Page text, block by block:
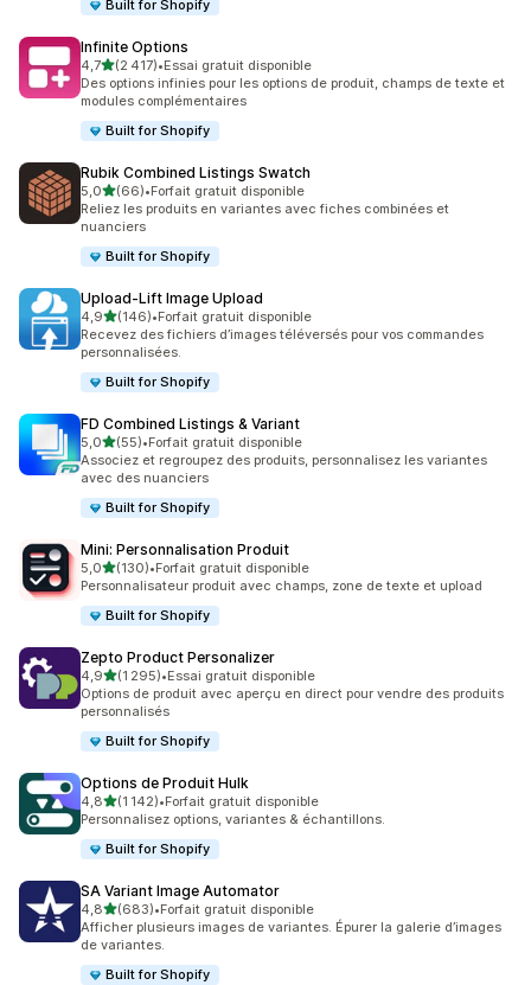
Built for Shopify
Infinite Options
4,7étoile(s) sur 5
(2 417)
2417 avis au total
•Essai gratuit disponible
Des options infinies pour les options de produit, champs de texte et
modules complémentaires
Built for Shopify
Rubik Combined Listings Swatch
5,0étoile(s) sur 5
(66)
66 avis au total
•Forfait gratuit disponible
Reliez les produits en variantes avec fiches combinées et
nuanciers
Built for Shopify
Upload‑Lift Image Upload
4,9étoile(s) sur 5
(146)
146 avis au total
•Forfait gratuit disponible
Recevez des fichiers d’images téléversés pour vos commandes
personnalisées.
Built for Shopify
FD Combined Listings & Variant
5,0étoile(s) sur 5
(55)
55 avis au total
•Forfait gratuit disponible
Associez et regroupez des produits, personnalisez les variantes
avec des nuanciers
Built for Shopify
Mini: Personnalisation Produit
5,0étoile(s) sur 5
(130)
130 avis au total
•Forfait gratuit disponible
Personnalisateur produit avec champs, zone de texte et upload
Built for Shopify
Zepto Product Personalizer
4,9étoile(s) sur 5
(1 295)
1295 avis au total
•Essai gratuit disponible
Options de produit avec aperçu en direct pour vendre des produits
personnalisés
Built for Shopify
Options de Produit Hulk
4,8étoile(s) sur 5
(1 142)
1142 avis au total
•Forfait gratuit disponible
Personnalisez options, variantes & échantillons.
Built for Shopify
SA Variant Image Automator
4,8étoile(s) sur 5
(683)
683 avis au total
•Forfait gratuit disponible
Afficher plusieurs images de variantes. Épurer la galerie d’images
de variantes.
Built for Shopify